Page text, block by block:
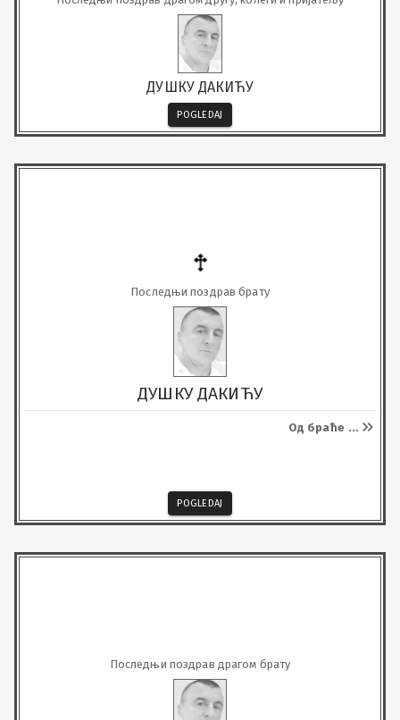
ДУШКУ ДАКИЋУ
POGLEDAJ
Последњи поздрав брату
ДУШКУ ДАКИЋУ
Од браће ...
POGLEDAJ
Последњи поздрав драгом брату